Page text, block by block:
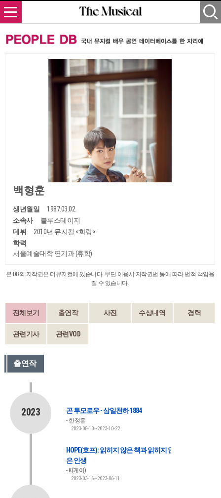
백형훈
생년월일
1987.03.02
소속사
블루스테이지
데뷔
2010년 뮤지컬 <화랑>
학력
서울예술대학 연기과 (휴학)
본 DB의 저작권은 더뮤지컬에 있습니다. 무단 이용시 저작권법 등에 따라 법적 책임을
질 수 있습니다.
전체보기 출연작 사진 수상내역 경력
관련기사 관련VOD
출연작
2023 곤 투모로우 - 삼일천하 1884
한정훈
2023-08-10~2023-10-22
HOPE(호프): 읽히지 않은 책과 읽히지 않
은 인생
K(케이)
2023-03-16~2023-06-11